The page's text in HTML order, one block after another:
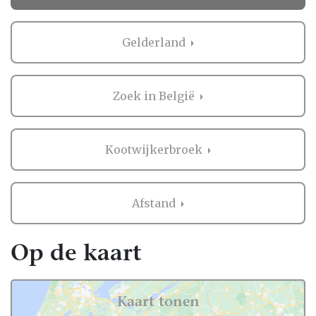
Ervaringen van andere bruidsparen met
Huwelijkscadeau in Kootwijkerbroek
Zaken regelen voor jullie bruiloft is erg
belangrijk. Het is dus niet zo gek dat je
graag eerst ervaringen van andere
Kootwijkerbroek. Want zij hebben het live
ervaren en zijn natuurlijk kritische
Daarom hebben wij bij elke professional op
onze website een beoordeling van echte
bruidsparen staan. Indien deze al
beoordeeld is, natuurlijk. Soms vind je
namelijk ook nieuwe professionals op onze
website, en dan is het misschien wel aan
jullie om de eerste beoordeling te schrijven!
Gelderland
Zoek in België
Kootwijkerbroek
Afstand
Op de kaart
Kaart tonen